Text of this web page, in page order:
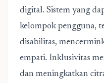
digital. Sistem yang
kelompok pengguna,
disabilitas,
empati. Inklusivitas
dan meningkatkan